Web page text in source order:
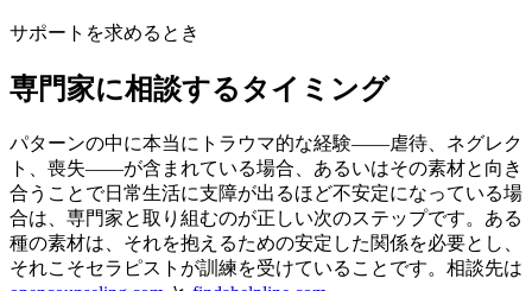
サポートを求めるとき
専門家に相談するタイミング
パターンの中に本当にトラウマ的な経験——虐待、ネグレク
ト、喪失——が含まれている場合、あるいはその素材と向き
合うことで日常生活に支障が出るほど不安定になっている場
合は、専門家と取り組むのが正しい次のステップです。ある
種の素材は、それを抱えるための安定した関係を必要とし、
それこそセラピストが訓練を受けていることです。相談先は